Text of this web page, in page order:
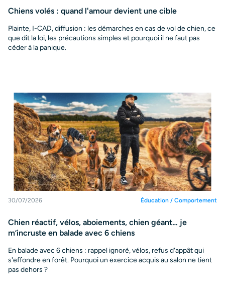
Chiens volés : quand l'amour devient une cible
Plainte, I-CAD, diffusion : les démarches en cas de vol de chien, ce
que dit la loi, les précautions simples et pourquoi il ne faut pas
céder à la panique.
30/07/2026 Éducation / Comportement
Chien réactif, vélos, aboiements, chien géant… je
m’incruste en balade avec 6 chiens
En balade avec 6 chiens : rappel ignoré, vélos, refus d'appât qui
s'effondre en forêt. Pourquoi un exercice acquis au salon ne tient
pas dehors ?